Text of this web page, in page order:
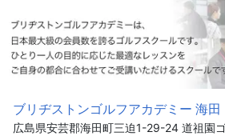
ブリヂストンゴルフアカデミー 海田
広島県安芸郡海田町三迫1-29-24 道祖園